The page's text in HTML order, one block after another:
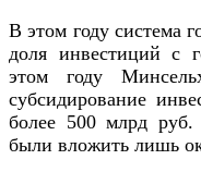
В этом году система
доля инвестиций с
этом году
субсидирование
более 500 млрд руб.
были вложить лишь